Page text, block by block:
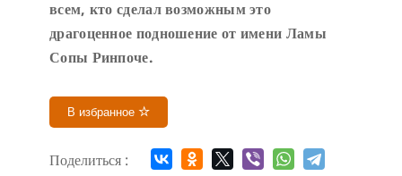
всем, кто сделал возможным это
драгоценное подношение от имени Ламы
Сопы Ринпоче.
В избранное
Поделиться :